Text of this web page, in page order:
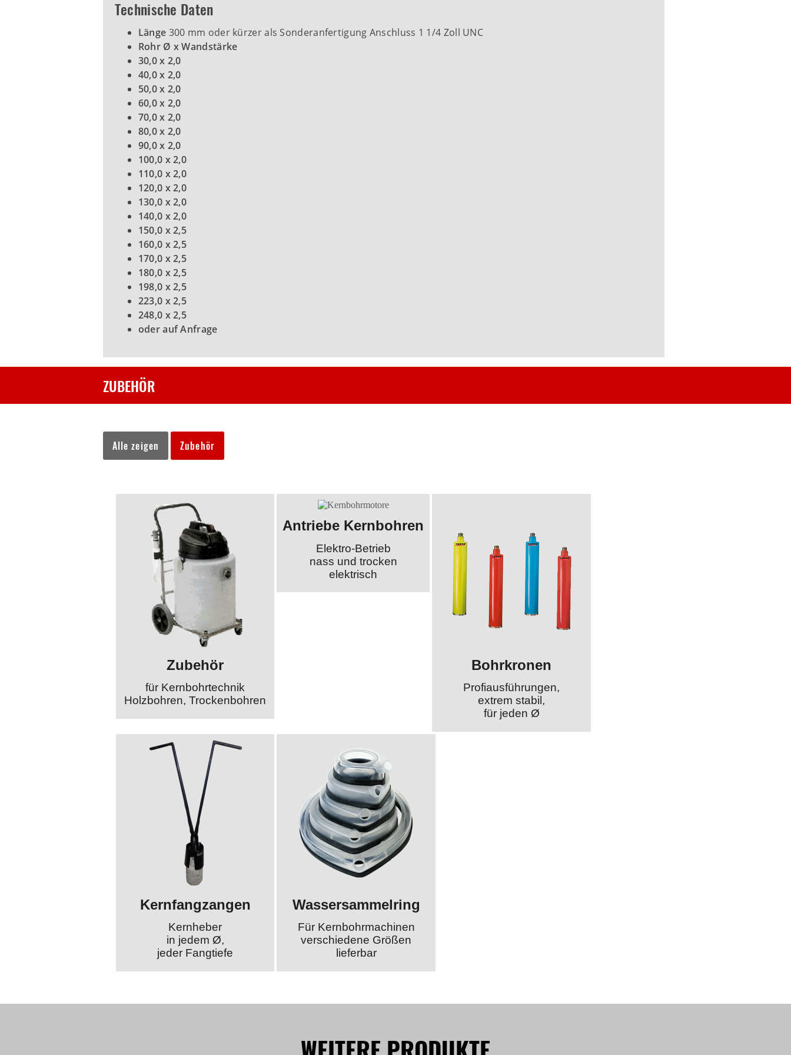
Technische Daten
Länge 300 mm oder kürzer als Sonderanfertigung Anschluss 1 1/4 Zoll UNC
Rohr Ø x Wandstärke
30,0 x 2,0
40,0 x 2,0
50,0 x 2,0
60,0 x 2,0
70,0 x 2,0
80,0 x 2,0
90,0 x 2,0
100,0 x 2,0
110,0 x 2,0
120,0 x 2,0
130,0 x 2,0
140,0 x 2,0
150,0 x 2,5
160,0 x 2,5
170,0 x 2,5
180,0 x 2,5
198,0 x 2,5
223,0 x 2,5
248,0 x 2,5
oder auf Anfrage
ZUBEHÖR
Alle zeigen Zubehör
Zubehör
für Kernbohrtechnik
Holzbohren, Trockenbohren
Antriebe Kernbohren
Elektro-Betrieb
nass und trocken
elektrisch
Bohrkronen
Profiausführungen,
extrem stabil,
für jeden Ø
Kernfangzangen
Kernheber
in jedem Ø,
jeder Fangtiefe
Wassersammelring
Für Kernbohrmachinen
verschiedene Größen
lieferbar